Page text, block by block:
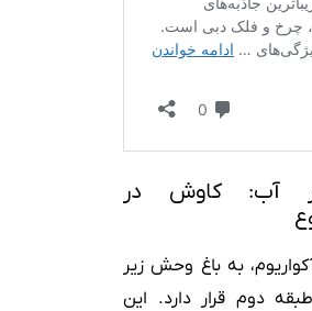
آب: کاوش در
به باغ وحش زیر
دوم قرار دارد. این